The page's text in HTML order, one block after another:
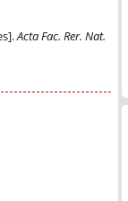
Acta Fac. Rer. Nat.